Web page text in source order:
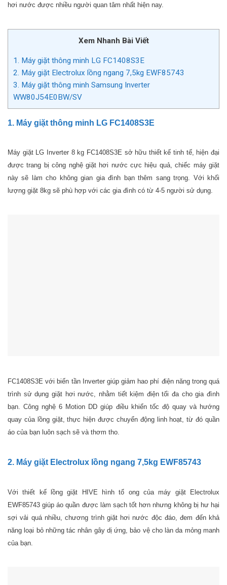
hơi nước được nhiều người quan tâm nhất hiện nay.
Xem Nhanh Bài Viết
1. Máy giặt thông minh LG FC1408S3E
2. Máy giặt Electrolux lồng ngang 7,5kg EWF85743
3. Máy giặt thông minh Samsung Inverter
WW80J54E0BW/SV
1. Máy giặt thông minh LG FC1408S3E
Máy giặt LG Inverter 8 kg FC1408S3E sở hữu thiết kế tinh tế, hiện đại
được trang bị công nghệ giặt hơi nước cực hiệu quả, chiếc máy giặt
này sẽ làm cho không gian gia đình bạn thêm sang trọng. Với khối
lượng giặt 8kg sẽ phù hợp với các gia đình có từ 4-5 người sử dụng.
FC1408S3E với biến tần Inverter giúp giảm hao phí điện năng trong quá
trình sử dụng giặt hơi nước, nhằm tiết kiệm điện tối đa cho gia đình
bạn. Công nghệ 6 Motion DD giúp điều khiển tốc độ quay và hướng
quay của lồng giặt, thực hiện được chuyển động linh hoạt, từ đó quần
áo của bạn luôn sạch sẽ và thơm tho.
2. Máy giặt Electrolux lồng ngang 7,5kg EWF85743
Với thiết kế lồng giặt HIVE hình tổ ong của máy giặt Electrolux
EWF85743 giúp áo quần được làm sạch tốt hơn nhưng không bị hư hại
sợi vải quá nhiều, chương trình giặt hơi nước độc đáo, đem đến khả
năng loại bỏ những tác nhân gây dị ứng, bảo vệ cho làn da mỏng manh
của bạn.